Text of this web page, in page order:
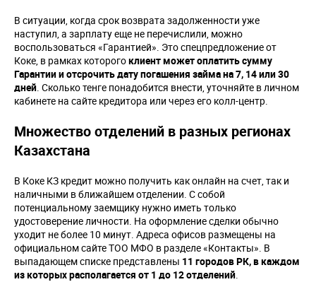
В ситуации, когда срок возврата задолженности уже
наступил, а зарплату еще не перечислили, можно
воспользоваться «Гарантией». Это спецпредложение от
Коке, в рамках которогоклиент может оплатить сумму
Гарантии и отсрочить дату погашения займа на 7, 14 или 30
дней. Сколько тенге понадобится внести, уточняйте в личном
кабинете на сайте кредитора или через его колл-центр.
Множество отделений в разных регионах
Казахстана
В Коке КЗ кредит можно получить как онлайн на счет, так и
наличными в ближайшем отделении. С собой
потенциальному заемщику нужно иметь только
удостоверение личности. На оформление сделки обычно
уходит не более 10 минут. Адреса офисов размещены на
официальном сайте ТОО МФО в разделе «Контакты». В
выпадающем списке представлены 11 городов РК, в каждом
из которых располагается от 1 до 12 отделений.